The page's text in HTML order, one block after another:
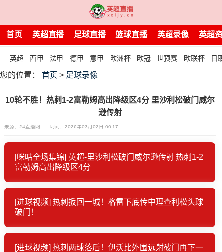
首页 英超直播 足球直播 篮球直播 英超录像 英超
英超 西甲 法甲 德甲 意甲 欧洲杯 欧冠 世预赛 欧联杯 日
您的位置： 首页 > 足球录像
10轮不胜！热刺1-2富勒姆高出降级区4分 里沙利松破门威尔
逊传射
来源：24直播网 时间：2026年03月02日 00:17
[咪咕全场集锦] 英超-里沙利松破门威尔逊传射 热刺1-2
富勒姆高出降级区4分
[进球视频] 热刺扳回一城！格雷下底传中理查利松头球
破门！
[进球视频] 热刺两球落后！伊沃比外围远射破门再下一